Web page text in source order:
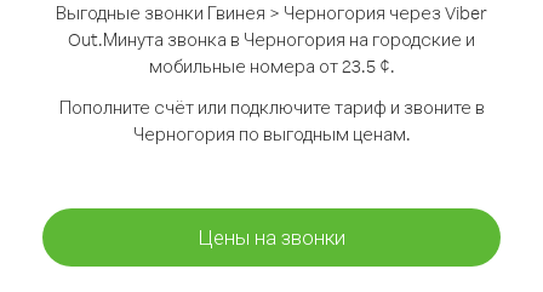
Выгодные звонки Гвинея > Черногория через Viber
Out.Минута звонка в Черногория на городские и
мобильные номера от 23.5 ¢.
Пополните счёт или подключите тариф и звоните в
Черногория по выгодным ценам.
Цены на звонки